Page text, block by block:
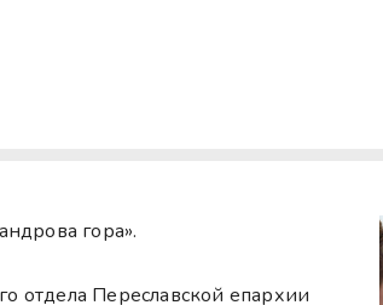
гора».
отдела Переславской епархии